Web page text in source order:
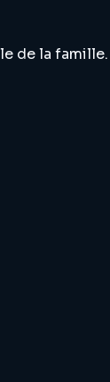
de la famille.